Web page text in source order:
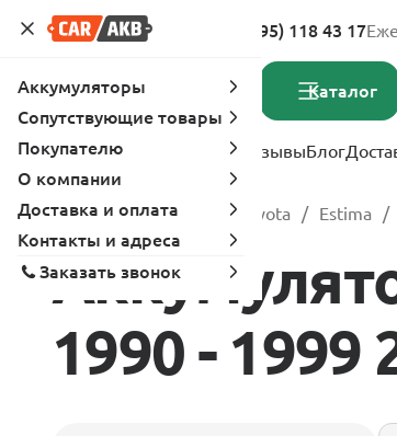
Адреса магазинов 8 (495) 118 43 17
Каталог
Услуги Вопрос-ответ ОтзывыБлог
Главная Каталог Toyota Estima
1990 - 1999
Аккумуляторы
Сопутствующие товары
Покупателю
О компании
Доставка и оплата
Контакты и адреса
Заказать звонок